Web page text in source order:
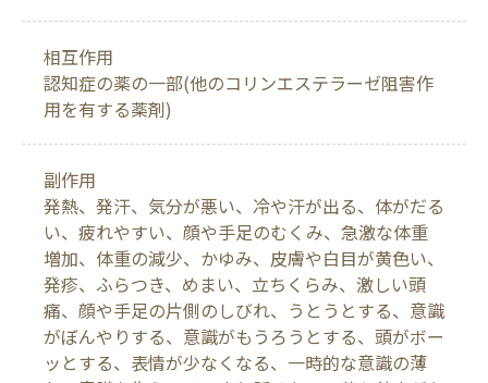
相互作用
認知症の薬の一部(他のコリンエステラーゼ阻害作
用を有する薬剤)
副作用
発熱、発汗、気分が悪い、冷や汗が出る、体がだる
い、疲れやすい、顔や手足のむくみ、急激な体重
増加、体重の減少、かゆみ、皮膚や白目が黄色い、
発疹、ふらつき、めまい、立ちくらみ、激しい頭
痛、顔や手足の片側のしびれ、うとうとする、意識
がぼんやりする、意識がもうろうとする、頭がボー
ッとする、表情が少なくなる、一時的な意識の薄